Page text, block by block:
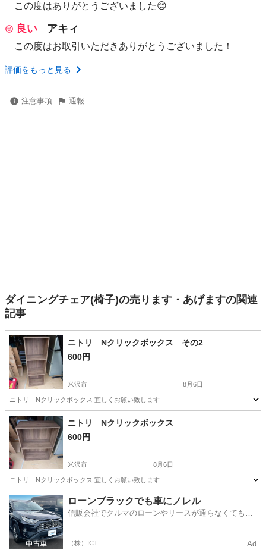
この度はありがとうございました😊
良い アキィ
この度はお取引いただきありがとうございました！
評価をもっと見る
注意事項 通報
ダイニングチェア(椅子)の売ります・あげますの関連
記事
ニトリ Nクリックボックス その2
600円
米沢市 8月6日
ニトリ Nクリックボックス 宜しくお願い致します
山形 米沢市 収納家具 ボックス
ニトリ Nクリックボックス
600円
米沢市 8月6日
ニトリ Nクリックボックス 宜しくお願い致します
山形 米沢市 収納家具
ローンブラックでも車にノレル
信販会社でクルマのローンやリースが通らなくてもク
（株）ICT Ad